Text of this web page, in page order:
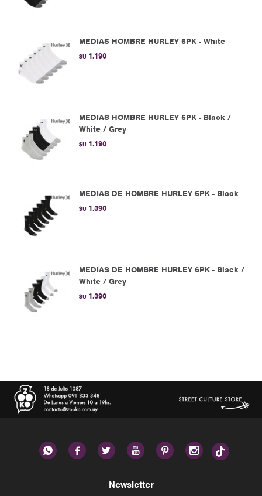
MEDIAS HOMBRE HURLEY 6PK - White
$U 1.190
MEDIAS HOMBRE HURLEY 6PK - Black /
White / Grey
$U 1.190
MEDIAS DE HOMBRE HURLEY 6PK - Black
$U 1.390
MEDIAS DE HOMBRE HURLEY 6PK - Black /
White / Grey
$U 1.390
     
Newsletter